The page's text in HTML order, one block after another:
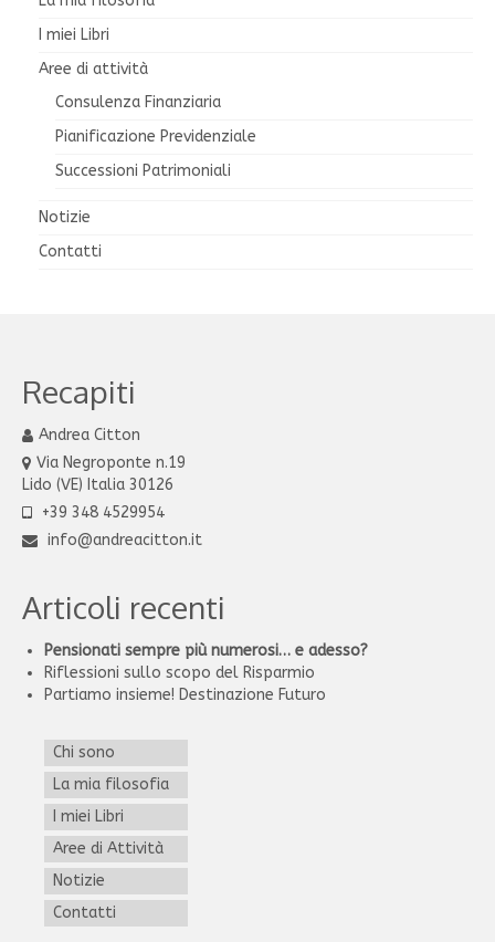
I miei Libri
Aree di attività
Consulenza Finanziaria
Pianificazione Previdenziale
Successioni Patrimoniali
Notizie
Contatti
Recapiti
Andrea Citton
Via Negroponte n.19
Lido (VE) Italia 30126
+39 348 4529954
info@andreacitton.it
Articoli recenti
Pensionati sempre più numerosi… e adesso?
Riflessioni sullo scopo del Risparmio
Partiamo insieme! Destinazione Futuro
Chi sono
La mia filosofia
I miei Libri
Aree di Attività
Notizie
Contatti